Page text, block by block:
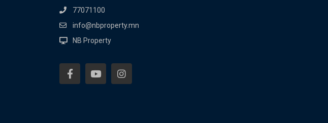
77071100
info@nbproperty.mn
NB Property